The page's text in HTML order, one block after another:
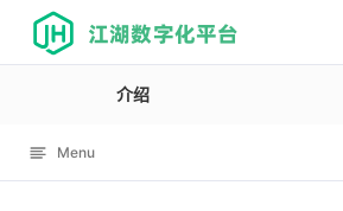
江湖数字化平台
介绍
Menu